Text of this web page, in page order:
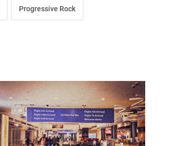
Progressive Rock